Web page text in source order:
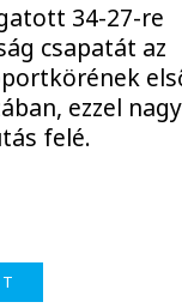
34-27-re
csapatát az
ezzel nagy
felé.